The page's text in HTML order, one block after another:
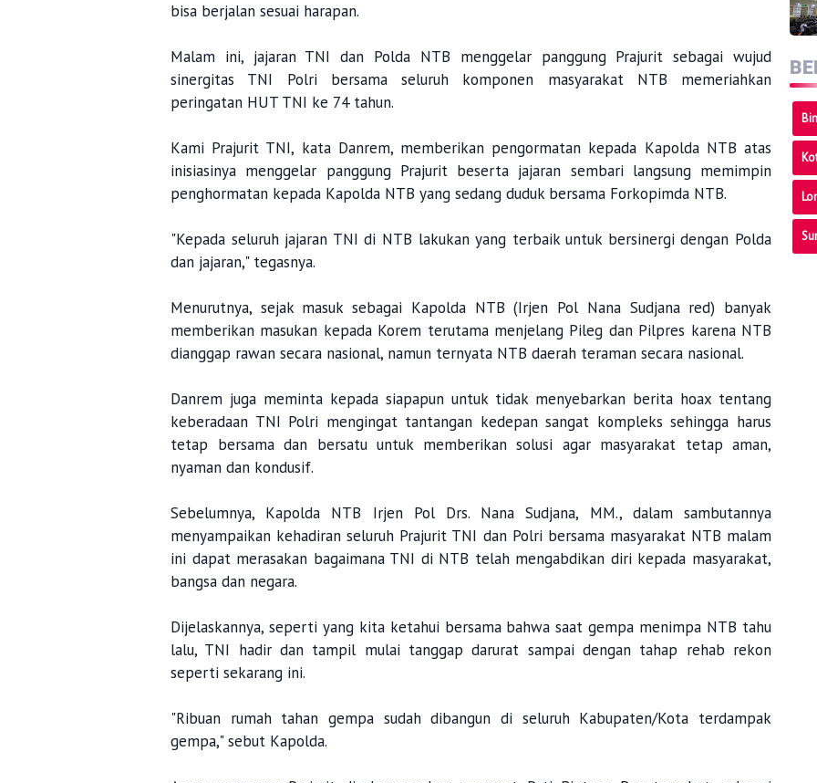
bisa berjalan sesuai harapan.
Malam ini, jajaran TNI dan Polda NTB menggelar panggung Prajurit sebagai wujud
sinergitas TNI Polri bersama seluruh komponen masyarakat NTB memeriahkan
peringatan HUT TNI ke 74 tahun.
Kami Prajurit TNI, kata Danrem, memberikan pengormatan kepada Kapolda NTB atas
inisiasinya menggelar panggung Prajurit beserta jajaran sembari langsung memimpin
penghormatan kepada Kapolda NTB yang sedang duduk bersama Forkopimda NTB.
"Kepada seluruh jajaran TNI di NTB lakukan yang terbaik untuk bersinergi dengan Polda
dan jajaran," tegasnya.
Menurutnya, sejak masuk sebagai Kapolda NTB (Irjen Pol Nana Sudjana red) banyak
memberikan masukan kepada Korem terutama menjelang Pileg dan Pilpres karena NTB
dianggap rawan secara nasional, namun ternyata NTB daerah teraman secara nasional.
Danrem juga meminta kepada siapapun untuk tidak menyebarkan berita hoax tentang
keberadaan TNI Polri mengingat tantangan kedepan sangat kompleks sehingga harus
tetap bersama dan bersatu untuk memberikan solusi agar masyarakat tetap aman,
nyaman dan kondusif.
Sebelumnya, Kapolda NTB Irjen Pol Drs. Nana Sudjana, MM., dalam sambutannya
menyampaikan kehadiran seluruh Prajurit TNI dan Polri bersama masyarakat NTB malam
ini dapat merasakan bagaimana TNI di NTB telah mengabdikan diri kepada masyarakat,
bangsa dan negara.
Dijelaskannya, seperti yang kita ketahui bersama bahwa saat gempa menimpa NTB tahu
lalu, TNI hadir dan tampil mulai tanggap darurat sampai dengan tahap rehab rekon
seperti sekarang ini.
"Ribuan rumah tahan gempa sudah dibangun di seluruh Kabupaten/Kota terdampak
gempa," sebut Kapolda.